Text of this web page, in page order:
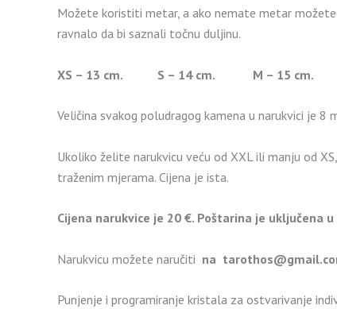
Možete koristiti metar, a ako nemate metar
ravnalo da bi saznali točnu duljinu.
XS – 13 cm. S – 14 cm. M – 15 cm. L
Veličina svakog poludragog kamena u narukvici je 8
Ukoliko želite narukvicu veću od XXL ili manju od
traženim mjerama. Cijena je ista.
Cijena narukvice je 20 €. Poštarina je uključena u
Narukvicu možete naručiti na
Punjenje i programiranje kristala za ostvarivanje